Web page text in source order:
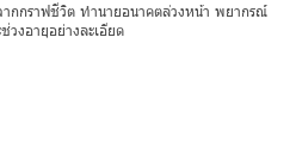
ากกราฟชีวิต ทำนายอนาคตล่วงหน้า พยากรณ์
วงอายุอย่างละเอียด